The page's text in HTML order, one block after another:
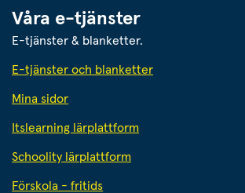
Våra e-tjänster
E-tjänster & blanketter.
E-tjänster och blanketter
Mina sidor
Itslearning lärplattform
Schoolity lärplattform
Förskola - fritids